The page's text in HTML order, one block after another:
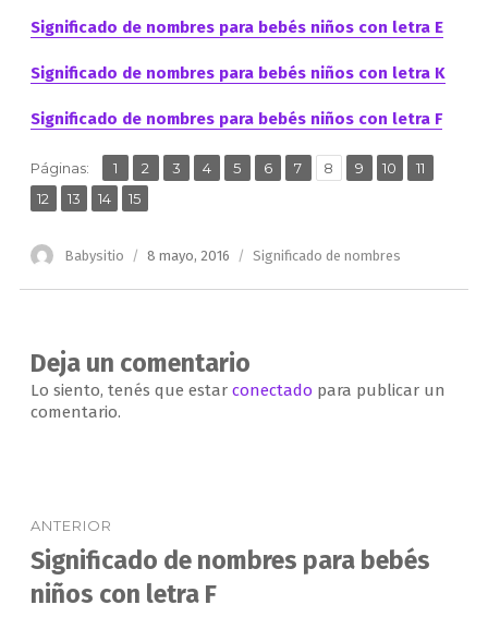
Significado de nombres para bebés niños con letra E
Significado de nombres para bebés niños con letra K
Significado de nombres para bebés niños con letra F
Páginas: Página
1 ,
Página
2 ,Página
3 ,
Página
4 ,Página
5 ,Página
6 ,
Página
7 ,
Página
8 ,
Página
9 ,
Página
10 ,
Página
11
Página
12 ,
Página
13 ,
Página
14 ,
Página
15
Autor
Babysitio
Publicado
8 mayo, 2016 Categorías
Significado de nombres
Deja un comentario
Lo siento, tenés que estar conectado para publicar un
comentario.
de
entradas
ANTERIOR
Entrada
anterior:
Significado de nombres para bebés
niños con letra F